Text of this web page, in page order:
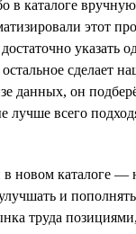
в каталоге
этот
указать
остальное сделает
данных, он
лучше всего
новом каталоге —
и
труда